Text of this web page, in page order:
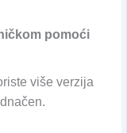
pomoći
više verzija